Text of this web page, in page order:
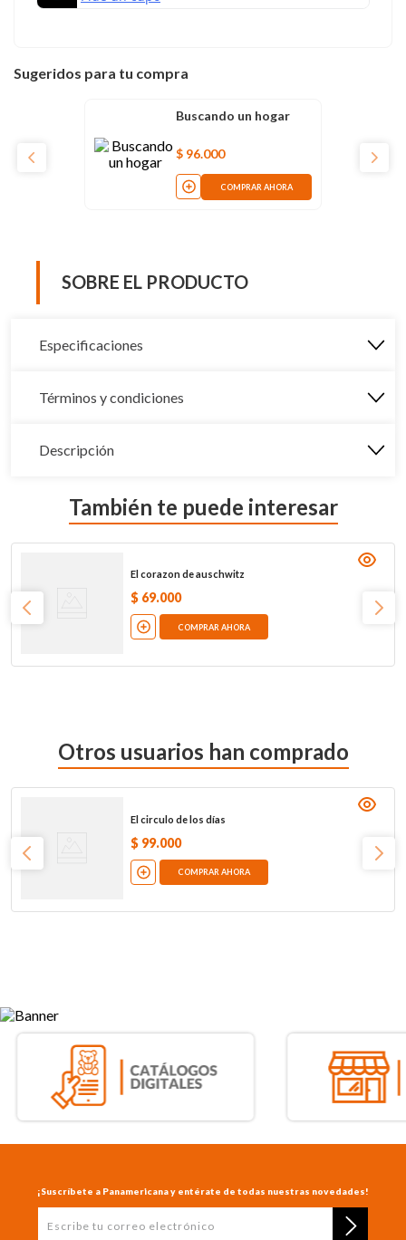
Sugeridos para tu compra
Buscando un hogar
$ 96.000
COMPRAR AHORA
SOBRE EL PRODUCTO
Especificaciones
Términos y condiciones
Descripción
También te puede interesar
El corazon de auschwitz
$ 69.000
COMPRAR AHORA
Otros usuarios han comprado
El circulo de los días
$ 99.000
COMPRAR AHORA
¡Suscríbete a Panamericana y entérate de todas nuestras novedades!